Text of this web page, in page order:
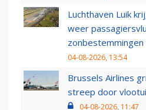
Luchthaven Luik
weer
zonbestemmingen
04-08-2026, 13:54
Brussels Airlines
streep door
04-08-2026, 11:47